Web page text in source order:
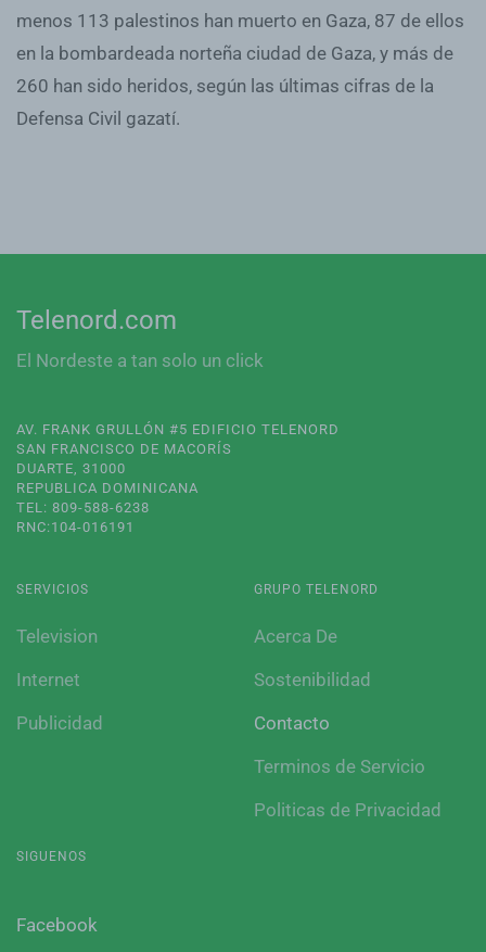
menos 113 palestinos han muerto en Gaza, 87 de ellos
en la bombardeada norteña ciudad de Gaza, y más de
260 han sido heridos, según las últimas cifras de la
Defensa Civil gazatí.
Telenord.com
El Nordeste a tan solo un click
AV. FRANK GRULLÓN #5 EDIFICIO TELENORD
SAN FRANCISCO DE MACORÍS
DUARTE, 31000
REPUBLICA DOMINICANA
TEL: 809-588-6238
RNC:104-016191
SERVICIOS
Television
Internet
Publicidad
GRUPO TELENORD
Acerca De
Sostenibilidad
Contacto
Terminos de Servicio
Politicas de Privacidad
SIGUENOS
Facebook